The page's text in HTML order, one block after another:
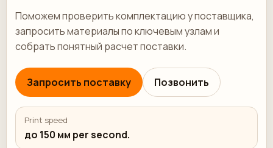
Поможем проверить комплектацию у поставщика,
запросить материалы по ключевым узлам и
собрать понятный расчет поставки.
Запросить поставку Позвонить
Print speed
до 150 мм per second.